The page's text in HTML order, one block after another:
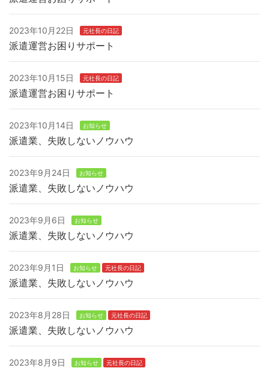
2023年10月22日 元社長の日記
派遣運営お困りサポート
2023年10月15日 元社長の日記
派遣運営お困りサポート
2023年10月14日 お知らせ
派遣業、失敗しないノウハウ
2023年9月24日 お知らせ
派遣業、失敗しないノウハウ
2023年9月6日 お知らせ
派遣業、失敗しないノウハウ
2023年9月1日 お知らせ 元社長の日記
派遣業、失敗しないノウハウ
2023年8月28日 お知らせ 元社長の日記
派遣業、失敗しないノウハウ
2023年8月9日 お知らせ 元社長の日記